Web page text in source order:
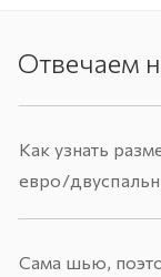
Отвечаем
Как узнать
евро/
Сама шью,